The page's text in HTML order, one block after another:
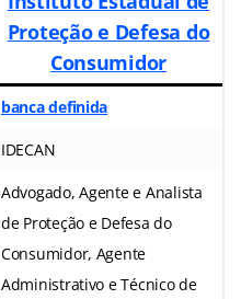
Proteção e Defesa do
Consumidor
banca definida
IDECAN
Advogado, Agente e Analista
de Proteção e Defesa do
Consumidor, Agente
Administrativo e Técnico de